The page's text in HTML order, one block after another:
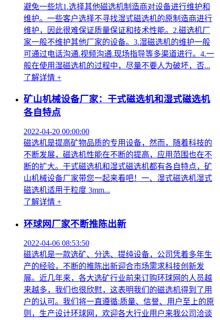
避免一些坑1.选择其他磁选机制造商对设备进行维护和
维护。一些客户选择不寻找湿式磁选机的原制造商进行
维护，因此很难保证质量保证和技术性能。2.磁选机厂
家一般不维护其他厂家的设备。3.湿磁选机的维护一般
可通过电话沟通.视频沟通.现场指导等多渠道进行。4.一
般在使用湿磁选机的过程中，尽量不要人为破坏，否...
了解详情 +
矿山机械设备厂家：干式磁选机和湿式磁选机
各自特点
2022-04-20 00:00:00
磁选机是提高矿物品质的专用设备，然而，随着科技的
不断发展，磁选机性能在不断的提高，应用范围也在不
断的扩大。干式磁选机和湿式磁选机都有各自特点，矿
山机械设备厂家带您一起来看吧！一、湿式磁选机湿式
磁选机适用于粒度 3mm...
了解详情 +
环球网厂家不断推陈出新
2022-04-06 08:53:50
磁选机是一款选矿、分选、提纯设备，公司凭着多年生
产的经验，不断的推陈出新迎合市场需求科技创新发
展。近几年来，各大选矿行业前来订购环球网的人员越
来越多，我们也很欣慰，这表明我们的磁选机得到了用
户的认可。我们将一直遵循:质量、信誉、用户至上的原
则，生产设计环球网，欢迎各大行业用户来我公司洽谈